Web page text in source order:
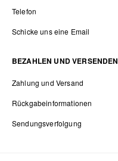
Telefon
Schicke uns eine Email
BEZAHLEN UND VERSENDEN
Zahlung und Versand
Rückgabeinformationen
Sendungsverfolgung